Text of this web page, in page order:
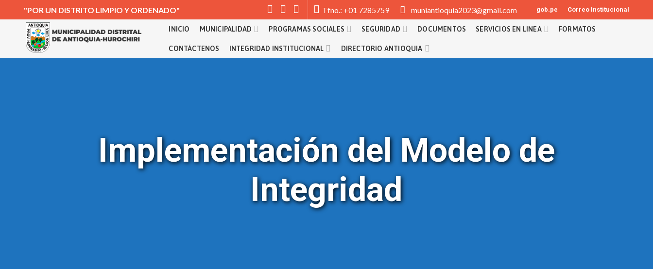
"POR UN DISTRITO LIMPIO Y ORDENADO" Tfno.: +01 7285759 muniantioquia2023@gmail.com gob.pe Correo Institucional
INICIO MUNICIPALIDAD PROGRAMAS SOCIALES SEGURIDAD DOCUMENTOS SERVICIOS EN LINEA FORMATOS
CONTÁCTENOS INTEGRIDAD INSTITUCIONAL DIRECTORIO ANTIOQUIA
Implementación del Modelo de
Integridad